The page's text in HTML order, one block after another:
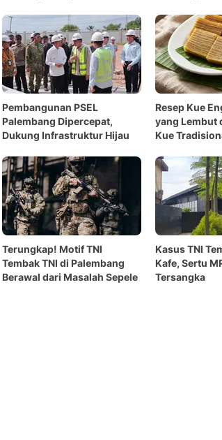
Pembangunan PSEL
Palembang Dipercepat,
Dukung Infrastruktur Hijau
Resep Kue
yang Lembut
Kue
Terungkap! Motif TNI
Tembak TNI di Palembang
Berawal dari Masalah Sepele
Kasus TNI
Kafe, Sertu
Tersangka